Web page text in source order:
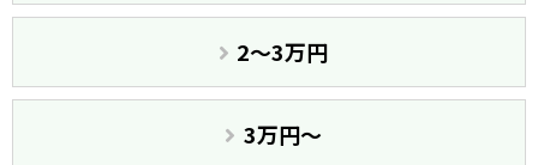
2〜3万円
3万円〜